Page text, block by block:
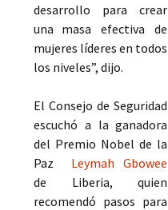
desarrollo para crear
una masa efectiva de
mujeres líderes en todos
los niveles”, dijo.
El Consejo de Seguridad
escuchó a la ganadora
del Premio Nobel de la
Paz Leymah Gbowee
de Liberia, quien
recomendó pasos para